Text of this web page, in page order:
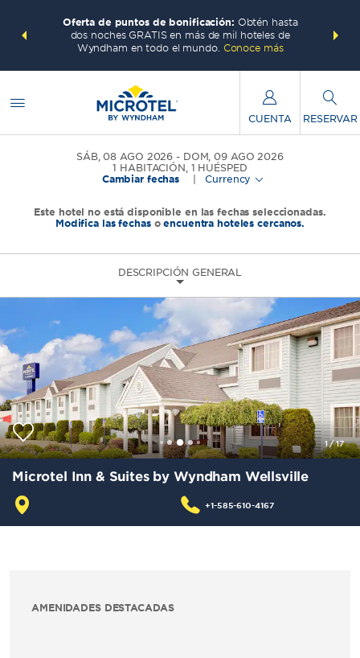
gana
total.
Oferta de puntos de bonificación: Obtén hasta
dos noches GRATIS en más de mil hoteles de
Wyndham en todo el mundo. Conoce más
puntos
CUENTA RESERVAR
SÁB, 08 AGO 2026
DOM, 09 AGO 2026
1 HABITACIÓN, 1 HUÉSPED
Cambiar fechas
Currency
Este hotel no está disponible en las fechas seleccionadas.
Modifica las fechasoencuentra hoteles cercanos.
DESCRIPCIÓN GENERAL
1/17
Microtel Inn & Suites by Wyndham Wellsville
+1-585-610-4167
AMENIDADES DESTACADAS